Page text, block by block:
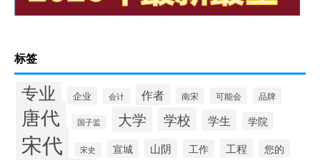
标签
专业 企业 会计 作者 南宋 可能会 品牌
唐代 国子监 大学 学校 学生 学院
宋代 宋史 宣城 山阴 工作 工程 您的